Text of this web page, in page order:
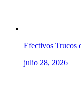
Efectivos Trucos
julio 28, 2026